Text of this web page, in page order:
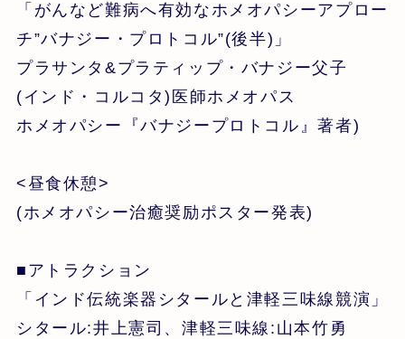
「がんなど難病へ有効なホメオパシーアプロー
チ”バナジー・プロトコル”(後半)」
プラサンタ&プラティップ・バナジー父子
(インド・コルコタ)医師ホメオパス
ホメオパシー『バナジープロトコル』著者)
<昼食休憩>
(ホメオパシー治癒奨励ポスター発表)
■アトラクション
「インド伝統楽器シタールと津軽三味線競演」
シタール:井上憲司、津軽三味線:山本竹勇